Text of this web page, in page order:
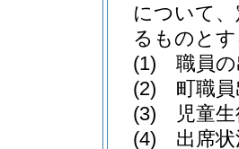
について
るものと
(1)
職員
(2)
町職
(3)
児童
(4)
出席